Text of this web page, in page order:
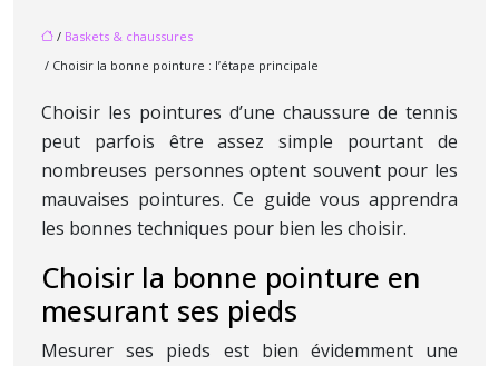
/ Baskets & chaussures
/ Choisir la bonne pointure : l’étape principale
Choisir les pointures d’une chaussure de tennis
peut parfois être assez simple pourtant de
nombreuses personnes optent souvent pour les
mauvaises pointures. Ce guide vous apprendra
les bonnes techniques pour bien les choisir.
Choisir la bonne pointure en
mesurant ses pieds
Mesurer ses pieds est bien évidemment une